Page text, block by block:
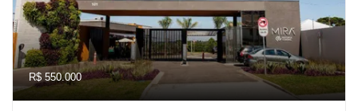
R$ 550.000